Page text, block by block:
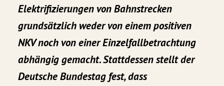
Elektrifizierungen von Bahnstrecken
grundsätzlich weder von einem positiven
NKV noch von einer Einzelfallbetrachtung
abhängig gemacht. Stattdessen stellt der
Deutsche Bundestag fest, dass